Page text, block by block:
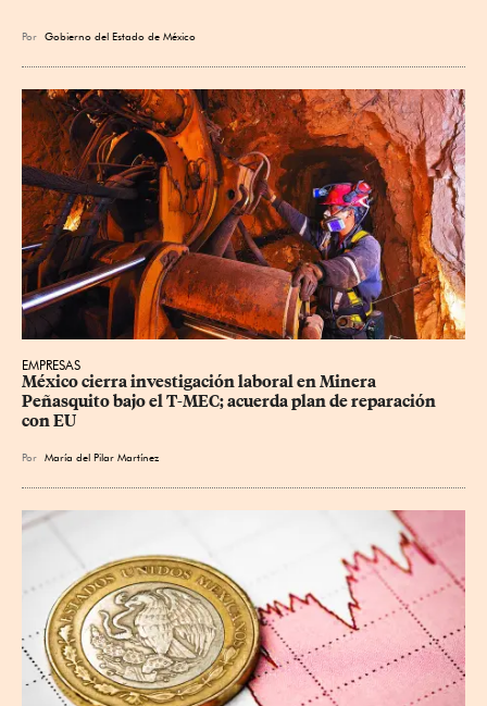
Por Gobierno del Estado de México
EMPRESAS
México cierra investigación laboral en Minera
Peñasquito bajo el T-MEC; acuerda plan de reparación
con EU
Por María del Pilar Martínez